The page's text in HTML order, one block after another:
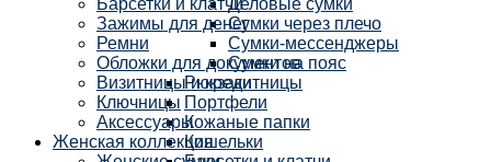
Деловые сумки
Сумки через плечо
Сумки-мессенджеры
Сумки на пояс
Рюкзаки
Портфели
Кожаные папки
Кошельки
Барсетки и клатчи
Зажимы для денег
Ремни
Обложки для документов
Визитницы и кредитницы
Ключницы
Аксессуары
Женская коллекция